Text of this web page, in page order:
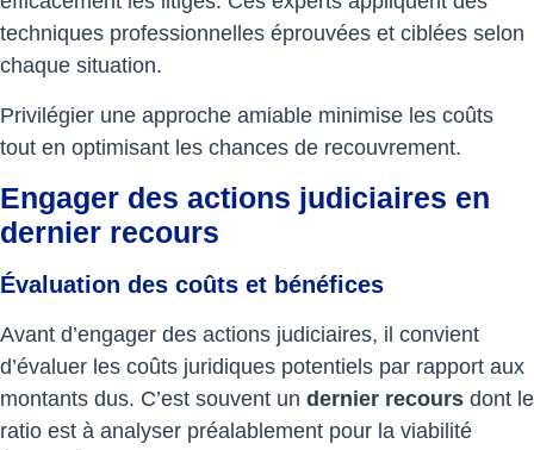
techniques professionnelles éprouvées et ciblées selon
chaque situation.
Privilégier une approche amiable minimise les coûts
tout en optimisant les chances de recouvrement.
Engager des actions judiciaires en
dernier recours
Évaluation des coûts et bénéfices
Avant d’engager des actions judiciaires, il convient
d’évaluer les coûts juridiques potentiels par rapport aux
montants dus. C’est souvent un dernier recours dont le
ratio est à analyser préalablement pour la viabilité